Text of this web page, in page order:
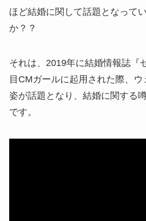
ほど結婚に関して話題となって
か？？
それは、2019年に結婚情報誌『
目CMガールに起用された際、
姿が話題となり、結婚に関する
です。